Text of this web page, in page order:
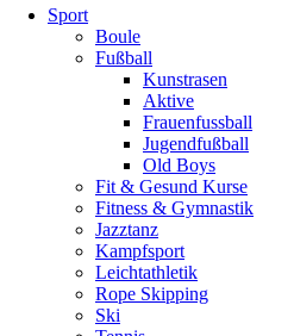
überspringen
Sport
Boule
Fußball
Kunstrasen
Aktive
Frauenfussball
Jugendfußball
Old Boys
Fit & Gesund Kurse
Fitness & Gymnastik
Jazztanz
Kampfsport
Leichtathletik
Rope Skipping
Ski